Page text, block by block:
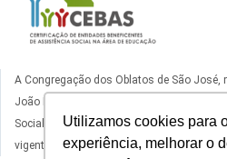
Utilizamos cookies para
experiência, melhorar o
A Congregação dos Oblatos de São José,
João Bagozzi, está certificado como
Social na Área da Educação, com
vigente.